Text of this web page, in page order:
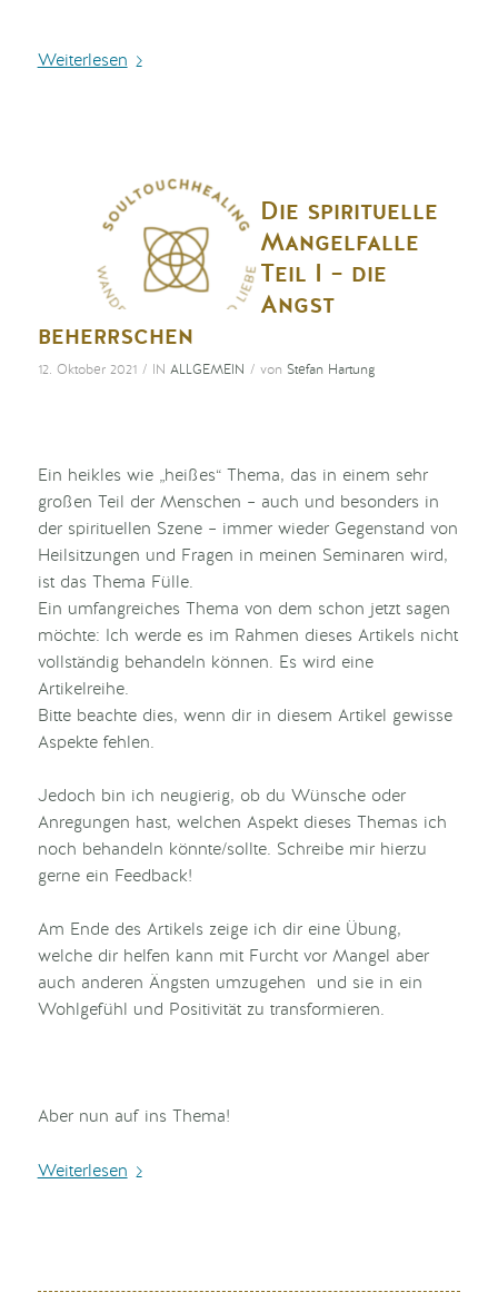
Weiterlesen
Die spirituelle
Mangelfalle
Teil I – die
Angst
beherrschen
12. Oktober 2021 / IN ALLGEMEIN / von Stefan Hartung
Ein heikles wie „heißes“ Thema, das in einem sehr
großen Teil der Menschen – auch und besonders in
der spirituellen Szene – immer wieder Gegenstand von
Heilsitzungen und Fragen in meinen Seminaren wird,
ist das Thema Fülle.
Ein umfangreiches Thema von dem schon jetzt sagen
möchte: Ich werde es im Rahmen dieses Artikels nicht
vollständig behandeln können. Es wird eine
Artikelreihe.
Bitte beachte dies, wenn dir in diesem Artikel gewisse
Aspekte fehlen.
Jedoch bin ich neugierig, ob du Wünsche oder
Anregungen hast, welchen Aspekt dieses Themas ich
noch behandeln könnte/sollte. Schreibe mir hierzu
gerne ein Feedback!
Am Ende des Artikels zeige ich dir eine Übung,
welche dir helfen kann mit Furcht vor Mangel aber
auch anderen Ängsten umzugehen und sie in ein
Wohlgefühl und Positivität zu transformieren.
Aber nun auf ins Thema!
Weiterlesen